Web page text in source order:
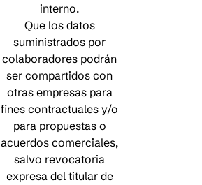
interno.
Que los datos
suministrados por
colaboradores podrán
ser compartidos con
otras empresas para
fines contractuales y/o
para propuestas o
acuerdos comerciales,
salvo revocatoria
expresa del titular de